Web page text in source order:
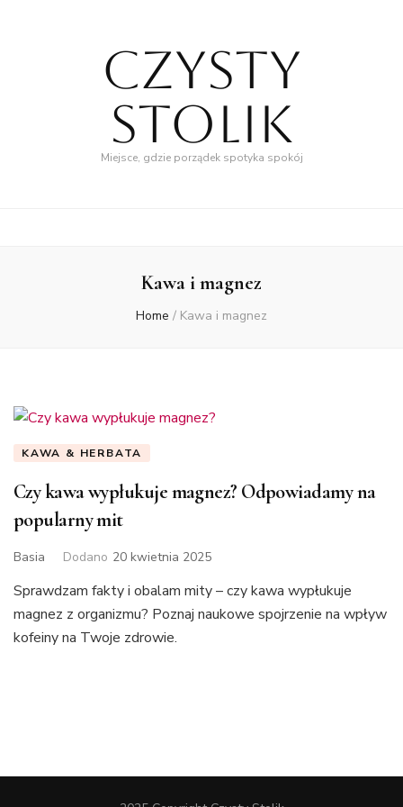
Czysty
Stolik
Miejsce, gdzie porządek spotyka spokój
Kawa i magnez
Home / Kawa i magnez
KAWA & HERBATA
Czy kawa wypłukuje magnez? Odpowiadamy na
popularny mit
Basia Dodano 20 kwietnia 2025
Sprawdzam fakty i obalam mity – czy kawa wypłukuje
magnez z organizmu? Poznaj naukowe spojrzenie na wpływ
kofeiny na Twoje zdrowie.